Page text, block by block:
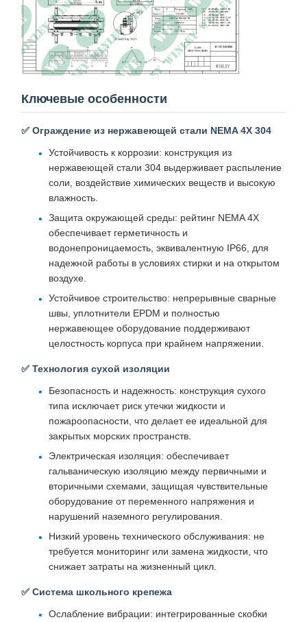
Ключевые особенности
✅ Ограждение из нержавеющей стали NEMA 4X 304
Устойчивость к коррозии: конструкция из
нержавеющей стали 304 выдерживает распыление
соли, воздействие химических веществ и высокую
влажность.
Защита окружающей среды: рейтинг NEMA 4X
обеспечивает герметичность и
водонепроницаемость, эквивалентную IP66, для
надежной работы в условиях стирки и на открытом
воздухе.
Устойчивое строительство: непрерывные сварные
швы, уплотнители EPDM и полностью
нержавеющее оборудование поддерживают
целостность корпуса при крайнем напряжении.
✅ Технология сухой изоляции
Безопасность и надежность: конструкция сухого
типа исключает риск утечки жидкости и
пожароопасности, что делает ее идеальной для
закрытых морских пространств.
Электрическая изоляция: обеспечивает
гальваническую изоляцию между первичными и
вторичными схемами, защищая чувствительные
оборудование от переменного напряжения и
нарушений наземного регулирования.
Низкий уровень технического обслуживания: не
требуется мониторинг или замена жидкости, что
снижает затраты на жизненный цикл.
✅ Система школьного крепежа
Ослабление вибрации: интегрированные скобки